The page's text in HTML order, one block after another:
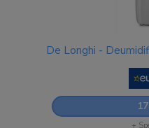
De Longhi -
+